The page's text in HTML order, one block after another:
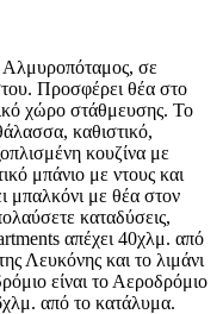
Αλμυροπόταμος, σε
Προσφέρει θέα στο
χώρο στάθμευσης. Το
καθιστικό,
κουζίνα με
μπάνιο με ντους και
μπαλκόνι με θέα στον
καταδύσεις,
απέχει 40χλμ. από
Λευκόνης και το λιμάνι
είναι το Αεροδρόμιο
από το κατάλυμα.